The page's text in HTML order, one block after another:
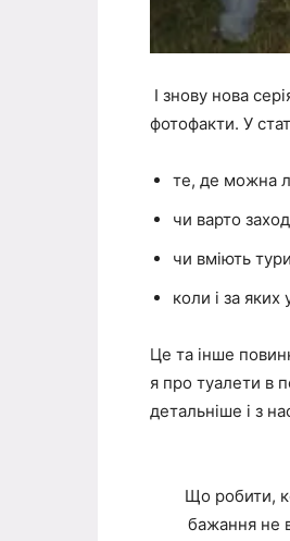
І знову нова
фотофакти. У
те, де можна
чи варто
чи вміють
коли і за
Це та інше
я про туалети в
детальніше і з
Що робити,
бажання не